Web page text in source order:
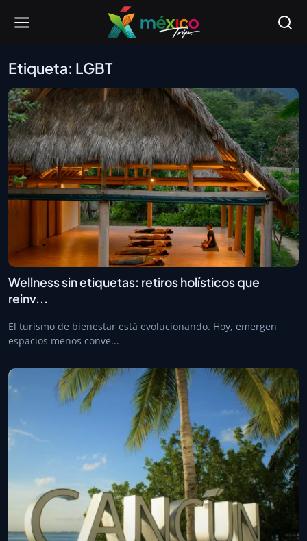
Etiqueta: LGBT
Wellness sin etiquetas: retiros holísticos que
reinv...
El turismo de bienestar está evolucionando. Hoy, emergen
espacios menos conve...